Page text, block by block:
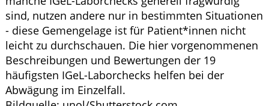
sind, nutzen andere nur in bestimmten Situationen
- diese Gemengelage ist für Patient*innen nicht
leicht zu durchschauen. Die hier vorgenommenen
Beschreibungen und Bewertungen der 19
häufigsten IGeL-Laborchecks helfen bei der
Abwägung im Einzelfall.